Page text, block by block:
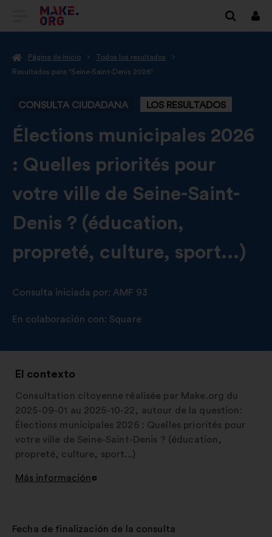
IR
LA
DE
INICIO
DE
MAKE.ORG
Página de inicio
Todos los resultados
Resultados para "Seine-Saint-Denis 2026"
CONSULTA CIUDADANA LOS RESULTADOS
-Élections municipales 2026
: Quelles priorités pour
votre ville de Seine-Saint-
Denis ? (éducation,
propreté, culture, sport...)
Consulta iniciada por: AMF 93
En colaboración con: Square
El contexto
Consultation citoyenne réalisée par Make.org du
2025-09-01 au 2025-10-22, autour de la question:
Élections municipales 2026 : Quelles priorités pour
votre ville de Seine-Saint-Denis ? (éducation,
propreté, culture, sport...)
Más información
Abrir
nueva
Fecha de finalización de la consulta
: